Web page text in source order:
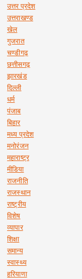
उत्तर प्रदेश
उत्तराखण्ड
खेल
गुजरात
चण्डीगढ़
छत्तीसगढ़
झारखंड
दिल्ली
धर्म
पंजाब
बिहार
मध्य प्रदेश
मनोरंजन
महाराष्ट्र
मीडिया
राजनीति
राजस्थान
राष्ट्रीय
विशेष
व्यापार
शिक्षा
समान्य
स्वास्थ्य
हरियाणा